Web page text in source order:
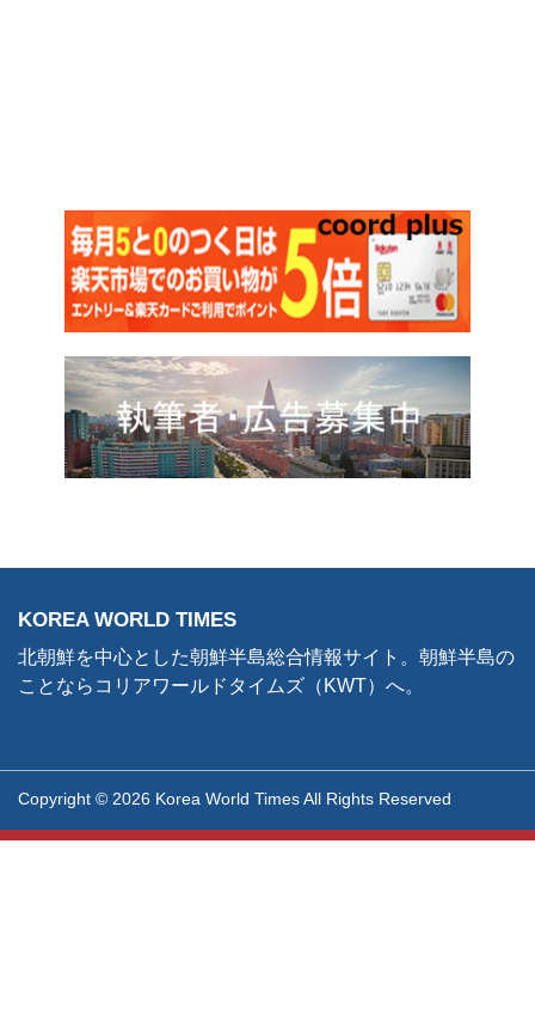
KOREA WORLD TIMES
北朝鮮を中心とした朝鮮半島総合情報サイト。朝鮮半島の
ことならコリアワールドタイムズ（KWT）へ。
Copyright © 2026 Korea World Times All Rights Reserved